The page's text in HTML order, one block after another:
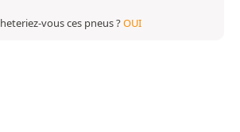
vous ces pneus ?OUI